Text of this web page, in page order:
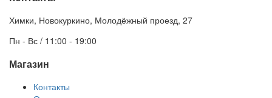
Химки, Новокуркино, Молодёжный проезд, 27
Пн - Вс / 11:00 - 19:00
Магазин
Контакты